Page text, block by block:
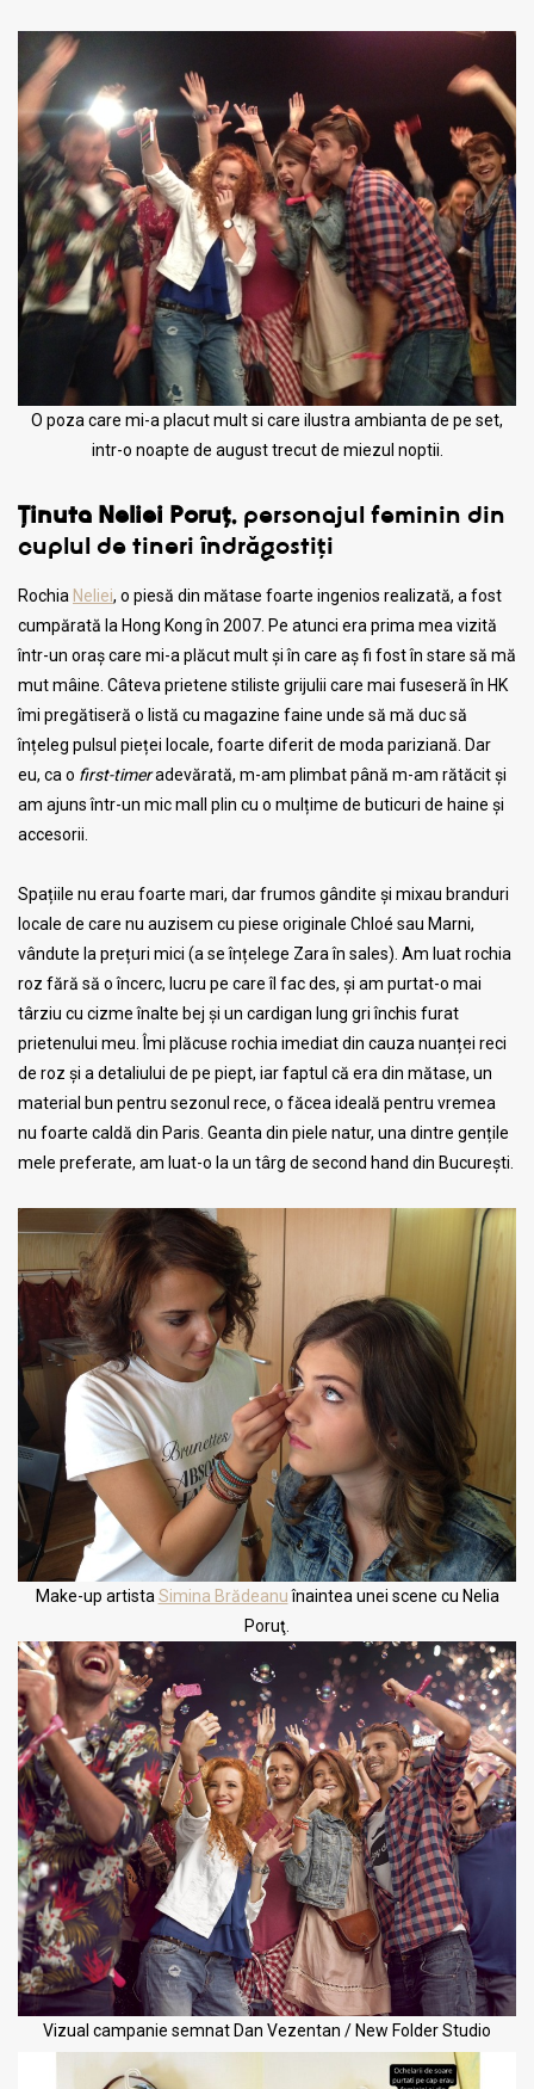
O poza care mi-a placut mult si care ilustra ambianta de pe set,
intr-o noapte de august trecut de miezul noptii.
Ținuta Neliei Poruț, personajul feminin din
cuplul de tineri îndrăgostiți
Rochia Neliei, o piesă din mătase foarte ingenios realizată, a fost
cumpărată la Hong Kong în 2007. Pe atunci era prima mea vizită
într-un oraș care mi-a plăcut mult și în care aș fi fost în stare să mă
mut mâine. Câteva prietene stiliste grijulii care mai fuseseră în HK
îmi pregătiseră o listă cu magazine faine unde să mă duc să
înțeleg pulsul pieței locale, foarte diferit de moda pariziană. Dar
eu, ca o first-timeradevărată, m-am plimbat până m-am rătăcit și
am ajuns într-un mic mall plin cu o mulțime de buticuri de haine și
accesorii.
Spațiile nu erau foarte mari, dar frumos gândite și mixau branduri
locale de care nu auzisem cu piese originale Chloé sau Marni,
vândute la prețuri mici (a se înțelege Zara în sales). Am luat rochia
roz fără să o încerc, lucru pe care îl fac des, și am purtat-o mai
târziu cu cizme înalte bej și un cardigan lung gri închis furat
prietenului meu. Îmi plăcuse rochia imediat din cauza nuanței reci
de roz și a detaliului de pe piept, iar faptul că era din mătase, un
material bun pentru sezonul rece, o făcea ideală pentru vremea
nu foarte caldă din Paris. Geanta din piele natur, una dintre gențile
mele preferate, am luat-o la un târg de second hand din București.
Make-up artista Simina Brădeanuînaintea unei scene cu Nelia
Poruţ.
Vizual campanie semnat Dan Vezentan / New Folder Studio